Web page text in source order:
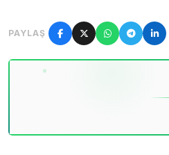
PAYLAŞ